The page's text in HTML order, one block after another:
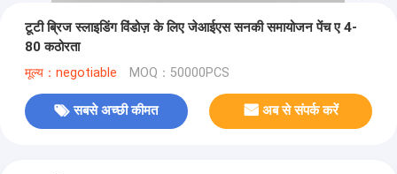
टूटी ब्रिज स्लाइडिंग विंडोज़ के लिए जेआईएस सनकी समायोजन पेंच ए 4-
80 कठोरता
मूल्य：negotiable MOQ：50000PCS
सबसे अच्छी कीमत अब से संपर्क करें